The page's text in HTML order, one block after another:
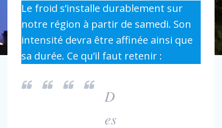
Le froid s’installe durablement sur
notre région à partir de samedi. Son
intensité devra être affinée ainsi que
sa durée. Ce qu’il faut retenir :
D
es